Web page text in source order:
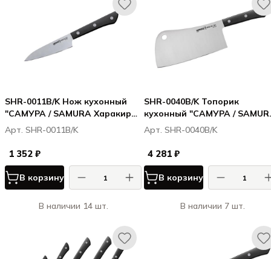
SHR-0011B/K Нож кухонный
"САМУРА / SAMURA Харакири /
Harakiri" овощной 99 мм,
корроз.-стойкая сталь, ABS
пластик
Арт. SHR-0011B/K
1 352 ₽
В корзину
В наличии 14 шт.
SHR-0040B/K Топорик
кухонный "САМУРА /
Харакири / Harakiri" 180 мм,
корроз.-стойкая сталь, ABS
пластик
Арт. SHR-0040B/K
4 281 ₽
В корзину
В наличии 7 шт.